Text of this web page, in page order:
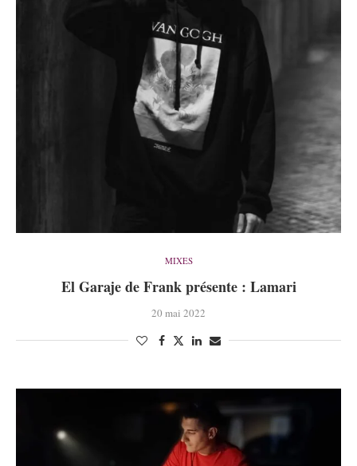
MIXES
El Garaje de Frank présente : Lamari
20 mai 2022